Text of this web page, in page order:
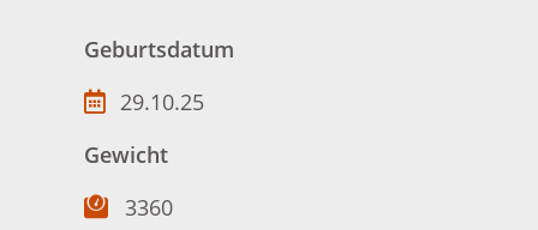
Geburtsdatum
29.10.25
Gewicht
3360